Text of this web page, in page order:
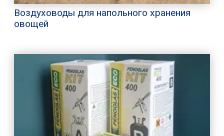
Воздуховоды для напольного хранения
овощей